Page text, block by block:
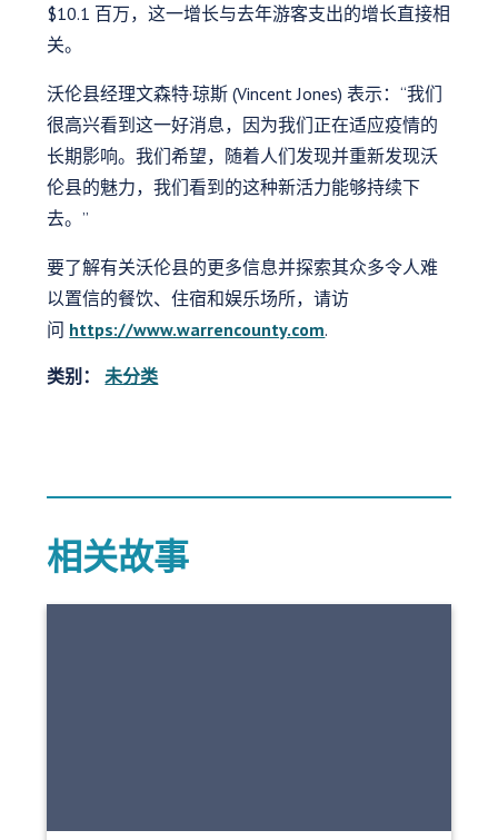
$10.1 百万，这一增长与去年游客支出的增长直接相
关。
沃伦县经理文森特·琼斯 (Vincent Jones) 表示：“我们
很高兴看到这一好消息，因为我们正在适应疫情的
长期影响。我们希望，随着人们发现并重新发现沃
伦县的魅力，我们看到的这种新活力能够持续下
去。”
要了解有关沃伦县的更多信息并探索其众多令人难
以置信的餐饮、住宿和娱乐场所，请访
问 https://www.warrencounty.com.
类别： 未分类
相关故事